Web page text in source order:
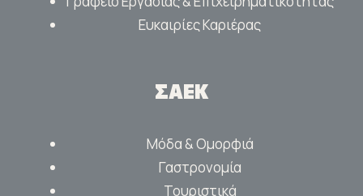
Ευκαιρίες Καριέρας
ΣΑΕΚ
Μόδα & Ομορφιά
Γαστρονομία
Τουριστικά